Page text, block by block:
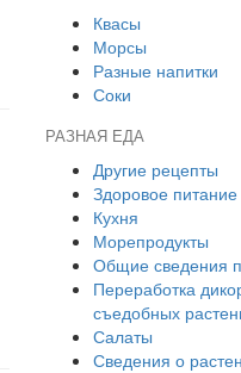
Квасы
Морсы
Разные напитки
Соки
РАЗНАЯ ЕДА
Другие рецепты
Здоровое питание
Кухня
Морепродукты
Общие сведения
Переработка
съедобных
Салаты
Сведения о